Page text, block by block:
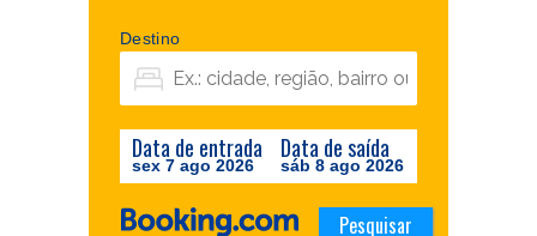
Destino
Data de entrada
sex 7 ago 2026
Data de saída
sáb 8 ago 2026